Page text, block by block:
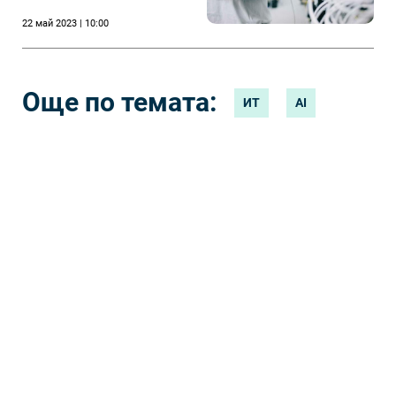
оптични влакна и се
адаптира към нови
22 май 2023 | 10:00
Още по темата: ИТ AI